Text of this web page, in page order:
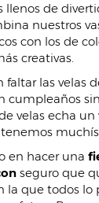
de
nuestros
con los de
creativas.
faltar las velas
cumpleaños
velas echa un
tenemos
en hacer una
seguro que
la que todos lo